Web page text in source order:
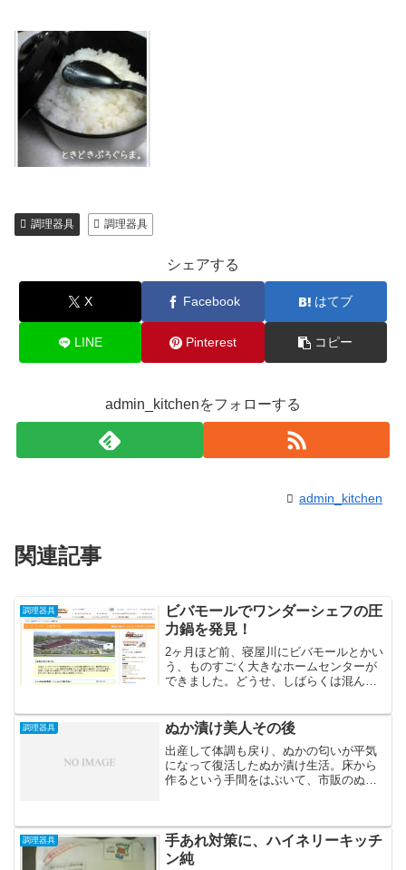
調理器具 調理器具
シェアする
X Facebook はてブ
LINE Pinterest コピー
admin_kitchenをフォローする
admin_kitchen
関連記事
調理器具
ビバモールでワンダーシェフの圧
力鍋を発見！
2ヶ月ほど前、寝屋川にビバモールとかい
う、ものすごく大きなホームセンターが
できました。どうせ、しばらくは混んで
とを期待して、家族でお出かけしてきま
した。ビバモール寝屋川...
調理器具 ぬか漬け美人その後
出産して体調も戻り、ぬかの匂いが平気
になって復活したぬか漬け生活。床から
作るという手間をはぶいて、市販のぬか
暑い時は冷房完備の室内な...
調理器具
手あれ対策に、ハイネリーキッチ
ン純